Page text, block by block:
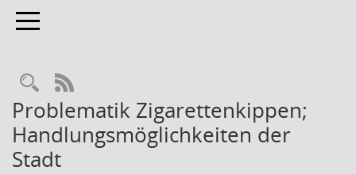
Toggle navigation
Rechercheauswahl
RSS-Feed
Problematik Zigarettenkippen;
Handlungsmöglichkeiten der
Stadt